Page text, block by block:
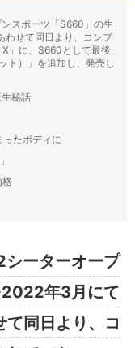
スポーツ「S660」の生
わせて同日より、コンプ
」に、S660として最後
ト）」を追加し、発売し
秘話
たボディに
ーターオープ
年3月にて
同日より、コ